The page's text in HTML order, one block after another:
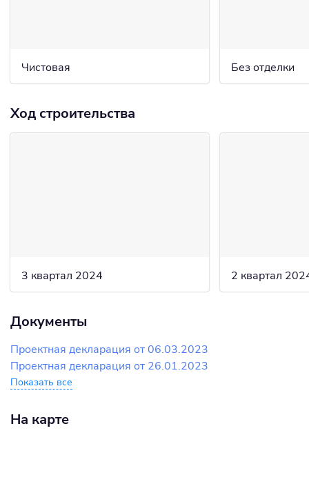
Чистовая Без отделки
Ход строительства
3 квартал 2024 2 квартал
Документы
Проектная декларация от 06.03.2023
Проектная декларация от 26.01.2023
Показать все
На карте